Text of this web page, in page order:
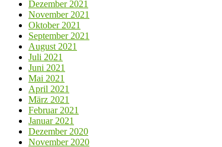
Dezember 2021
November 2021
Oktober 2021
September 2021
August 2021
Juli 2021
Juni 2021
Mai 2021
April 2021
März 2021
Februar 2021
Januar 2021
Dezember 2020
November 2020